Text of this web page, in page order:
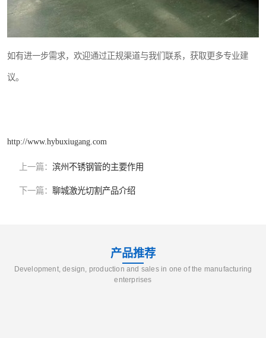
如有进一步需求，欢迎通过正规渠道与我们联系，获取更多专业建
议。
http://www.hybuxiugang.com
上一篇： 滨州不锈钢管的主要作用
下一篇： 聊城激光切割产品介绍
产品推荐
Development, design, production and sales in one of the manufacturing
enterprises